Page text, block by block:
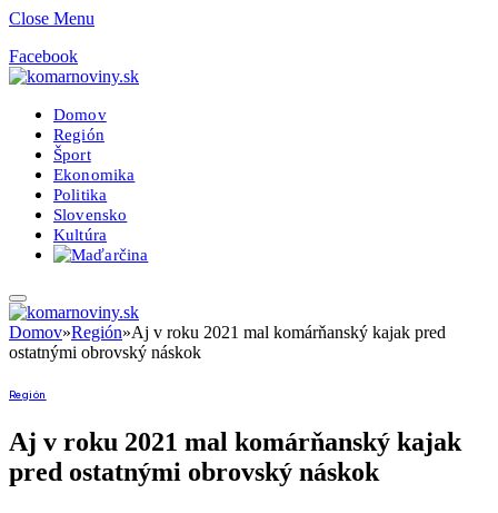
Close Menu
Facebook
Domov
Región
Šport
Ekonomika
Politika
Slovensko
Kultúra
Domov»Región»Aj v roku 2021 mal komárňanský kajak pred
ostatnými obrovský náskok
Región
Aj v roku 2021 mal komárňanský kajak
pred ostatnými obrovský náskok